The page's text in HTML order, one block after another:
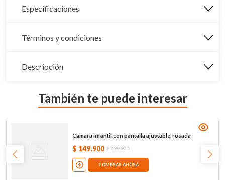
Especificaciones
Términos y condiciones
Descripción
También te puede interesar
Cámara infantil con pantalla ajustable, rosada
$ 149.900 $299.900
COMPRAR AHORA